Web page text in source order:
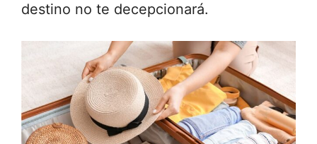
destino no te decepcionará.